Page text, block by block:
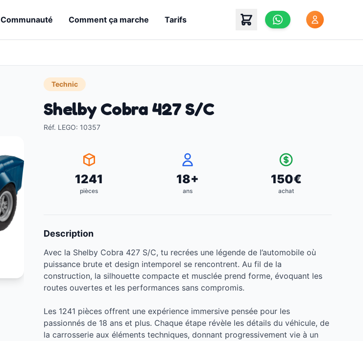
Communauté Comment ça marche Tarifs
Technic
Shelby Cobra 427 S/C
Réf. LEGO: 10357
1241
pièces
18+
ans
150€
achat
Description
Avec la Shelby Cobra 427 S/C, tu recrées une légende de l’automobile où
puissance brute et design intemporel se rencontrent. Au fil de la
construction, la silhouette compacte et musclée prend forme, évoquant les
routes ouvertes et les performances sans compromis.
Les 1241 pièces offrent une expérience immersive pensée pour les
passionnés de 18 ans et plus. Chaque étape révèle les détails du véhicule, de
la carrosserie aux éléments techniques, donnant progressivement vie à un